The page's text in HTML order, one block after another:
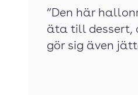
”Den här
äta till dessert,
gör sig även